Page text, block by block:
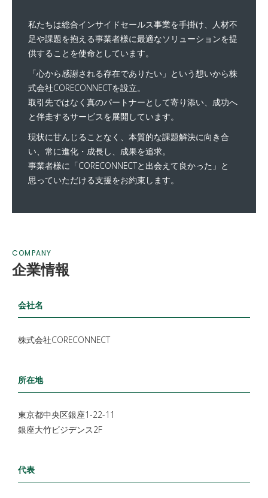
私たちは総合インサイドセールス事業を手掛け、
人材不
足や課題を抱える事業者様に最適なソリューションを提
供することを使命としています。
「心から感謝される存在でありたい」という想いから株
式会社CORECONNECTを設立。
取引先ではなく真のパートナーとして寄り添い、成功へ
と伴走するサービスを展開しています。
現状に甘んじることなく、本質的な課題解決に向き合
い、常に進化・成長し、成果を追求。
事業者様に「CORECONNECTと出会えて良かった」と
思っていただける支援をお約束します。
COMPANY
企業情報
会社名
株式会社CORECONNECT
所在地
東京都中央区銀座1-22-11
銀座大竹ビジデンス2F
代表